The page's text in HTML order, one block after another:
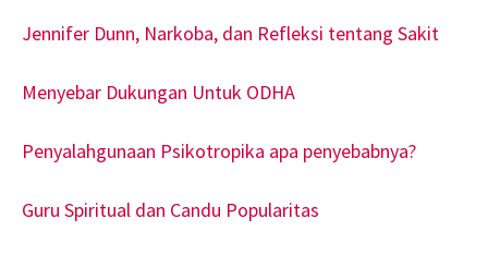
Jennifer Dunn, Narkoba, dan Refleksi tentang Sakit
Menyebar Dukungan Untuk ODHA
Penyalahgunaan Psikotropika apa penyebabnya?
Guru Spiritual dan Candu Popularitas